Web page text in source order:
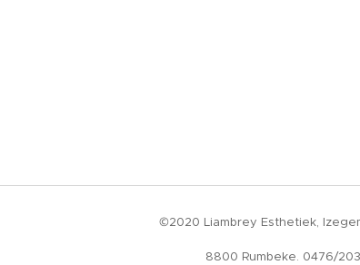
©2020 Liambrey Esthetiek,
8800 Rumbeke. 0476/